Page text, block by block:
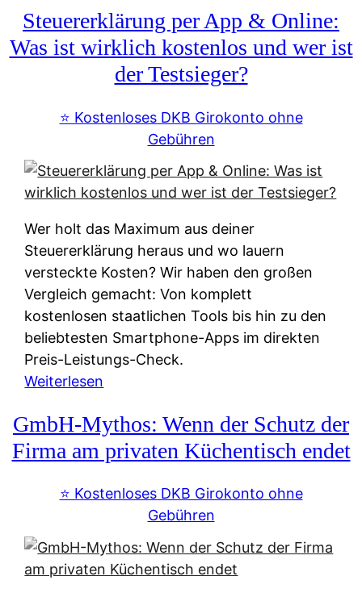
&
f
r
e
u
s
u
n
f
t
e
i
e
W
e
r
s
i
c
a
h
g
s
y
t
e
m
M
I
R
:
W
e
u
d
n
w
Steuererklärung per App & Online:
Was ist wirklich kostenlos und wer ist
der Testsieger?
⭐️ Kostenloses DKB Girokonto ohne
Gebühren
Wer holt das Maximum aus deiner
Steuererklärung heraus und wo lauern
versteckte Kosten? Wir haben den großen
Vergleich gemacht: Von komplett
kostenlosen staatlichen Tools bis hin zu den
beliebtesten Smartphone-Apps im direkten
Preis-Leistungs-Check.
Weiterlesen
t
e
u
e
r
k
GmbH-Mythos: Wenn der Schutz der
Firma am privaten Küchentisch endet
⭐️ Kostenloses DKB Girokonto ohne
Gebühren